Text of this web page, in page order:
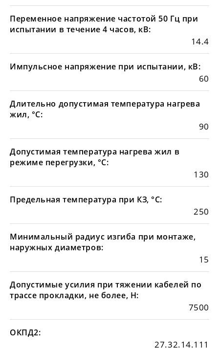
Переменное напряжение частотой 50 Гц при
испытании в течение 4 часов, кВ:
14.4
Импульсное напряжение при испытании, кВ:
60
Длительно допустимая температура нагрева
жил, °С:
90
Допустимая температура нагрева жил в
режиме перегрузки, °С:
130
Предельная температура при КЗ, °С:
250
Минимальный радиус изгиба при монтаже,
наружных диаметров:
15
Допустимые усилия при тяжении кабелей по
трассе прокладки, не более, Н:
7500
ОКПД2:
27.32.14.111